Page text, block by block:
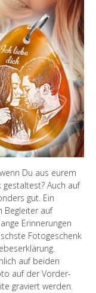
Du aus eurem
Auch auf
gut. Ein
Begleiter auf
Erinnerungen
Fotogeschenk
auf beiden
auf der Vorder-
graviert werden.